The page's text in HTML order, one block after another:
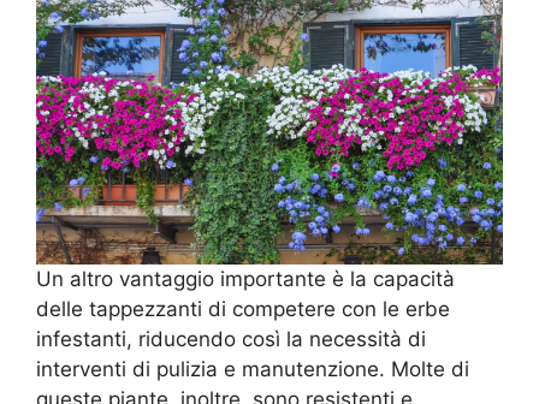
Un altro vantaggio importante è la capacità
delle tappezzanti di competere con le erbe
infestanti, riducendo così la necessità di
interventi di pulizia e manutenzione. Molte di